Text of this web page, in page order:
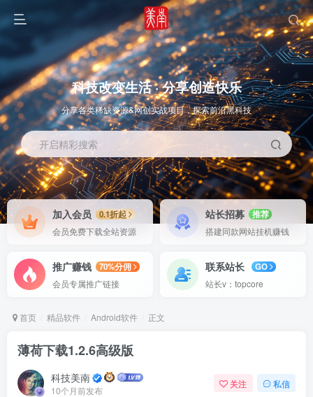
OS教程 SOFT教程
科技改变生活 · 分享创造快乐
分享各类稀缺资源&网创实战项目，探索前沿黑科技
开启精彩搜索
加入会员
0.1折起
会员免费下载全站资源
站长招募
推荐
搭建同款网站挂机赚钱
推广赚钱
70%分佣
会员专属推广链接
联系站长
GO
站长v：topcore
首页 精品软件 Android软件 正文
薄荷下载1.2.6高级版
科技美南
10个月前发布
关注 私信